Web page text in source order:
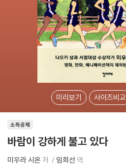
미리보기 사이즈비교
소득공제
바람이 강하게 불고 있다
미우라 시온 저 임희선 역